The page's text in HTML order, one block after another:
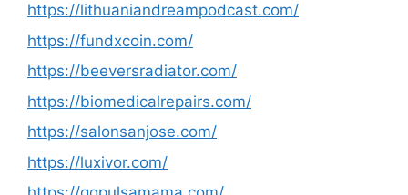
https://lithuaniandreampodcast.com/
https://fundxcoin.com/
https://beeversradiator.com/
https://biomedicalrepairs.com/
https://salonsanjose.com/
https://luxivor.com/